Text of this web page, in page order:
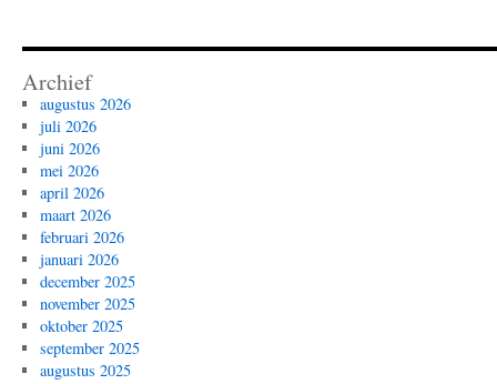
Archief
augustus 2026
juli 2026
juni 2026
mei 2026
april 2026
maart 2026
februari 2026
januari 2026
december 2025
november 2025
oktober 2025
september 2025
augustus 2025